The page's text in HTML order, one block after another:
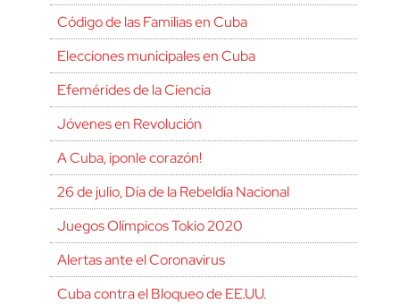
Código de las Familias en Cuba
Elecciones municipales en Cuba
Efemérides de la Ciencia
Jóvenes en Revolución
A Cuba, ¡ponle corazón!
26 de julio, Día de la Rebeldía Nacional
Juegos Olímpicos Tokio 2020
Alertas ante el Coronavirus
Cuba contra el Bloqueo de EE.UU.